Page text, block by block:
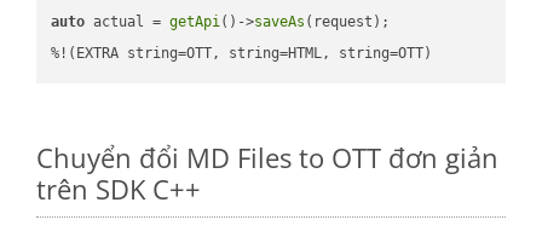
auto actual = getApi()->saveAs (request);
%!(EXTRA string=OTT, string=HTML, string=OTT)
Chuyển đổi MD Files to OTT đơn giản
trên SDK C++